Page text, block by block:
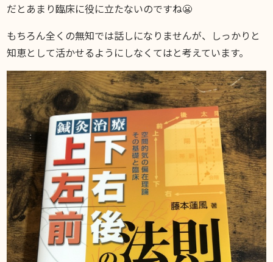
だとあまり臨床に役に立たないのですね😬
もちろん全くの無知では話しになりませんが、しっかりと
知恵として活かせるようにしなくてはと考えています。